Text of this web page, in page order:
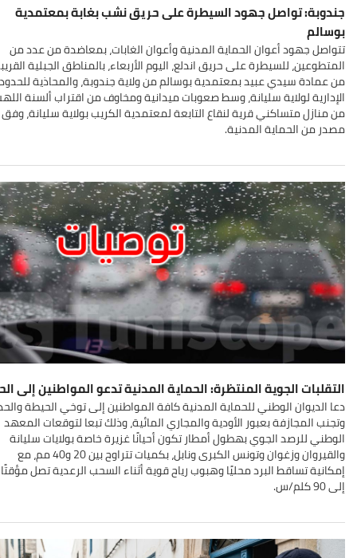
جندوبة: تواصل جهود السيطرة على حريق نشب بغابة بمعتمدية
بوسالم
تتواصل جهود أعوان الحماية المدنية وأعوان الغابات، بمعاضدة من عدد من
المتطوعين، للسيطرة على حريق اندلع، اليوم الأربعاء، بالمناطق الجبلية
من عمادة سيدي عبيد بمعتمدية بوسالم من ولاية جندوبة، والمحاذية للحدود
الإدارية لولاية سليانة، وسط صعوبات ميدانية ومخاوف من اقتراب ألسنة
من منازل متساكني قرية لنقاع التابعة لمعتمدية الكريب بولاية سليانة، وفق
مصدر من الحماية المدنية.
التقلبات الجوية المنتظرة: الحماية المدنية تدعو المواطنين إلى
دعا الديوان الوطني للحماية المدنية كافة المواطنين إلى توخي الحيطة
وتجنب المجازفة بعبور الأودية والمجاري المائية، وذلك تبعا لتوقعات المعهد
الوطني للرصد الجوي بهطول أمطار تكون أحيانًا غزيرة خاصة بولايات سليانة
والقيروان وزغوان وتونس الكبرى ونابل، بكميات تتراوح بين 20 و40 مم، مع
إمكانية تساقط البرد محليًا وهبوب رياح قوية أثناء السحب الرعدية تصل مؤقتًا
إلى 90 كلم/س .